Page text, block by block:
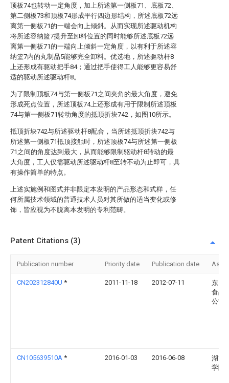
顶板74也转动一定角度，加上所述第一侧板71、底板72、
第二侧板73和顶板74形成平行四边形结构，所述底板72远
离第一侧板71的一端会向上倾斜。从而实现所述驱动机构
将所述容纳篮7提升至卸料位置的同时能够所述底板72远
离第一侧板71的一端向上倾斜一定角度，以有利于所述容
纳篮7内的丸制品5能够完全卸料。优选地，所述驱动杆8
上还形成有驱动把手84；通过把手使得工人能够更容易舒
适的驱动所述驱动杆8。
为了限制顶板74与第一侧板71之间夹角的最大角度，避免
形成死点位置，所述顶板74上还形成有用于限制所述顶板
74与第一侧板71转动角度的抵顶折块742，如图10所示。
抵顶折块742与所述驱动杆8配合，当所述抵顶折块742与
所述第一侧板71抵顶接触时，所述顶板74与所述第一侧板
71之间的角度达到最大，从而能够限制驱动杆8转动的最
大角度，工人仅需驱动所述驱动杆8至转不动为止即可，具
有操作简单的特点。
上述实施例和图式并非限定本发明的产品形态和式样，任
何所属技术领域的普通技术人员对其所做的适当变化或修
饰，皆应视为不脱离本发明的专利范畴。
Patent Citations (3)
Publication number Priority date Publication date
CN202312840U * 2011-11-18 2012-07-11
东山
食品
公司
CN105639510A * 2016-01-03 2016-06-08
湖南
学院